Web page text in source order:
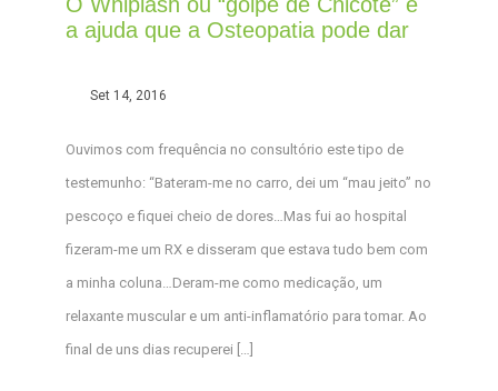
a ajuda que a Osteopatia pode dar
Set 14, 2016
Ouvimos com frequência no consultório este tipo de
testemunho: “Bateram-me no carro, dei um “mau jeito” no
pescoço e fiquei cheio de dores…Mas fui ao hospital
fizeram-me um RX e disseram que estava tudo bem com
a minha coluna…Deram-me como medicação, um
relaxante muscular e um anti-inflamatório para tomar. Ao
final de uns dias recuperei […]